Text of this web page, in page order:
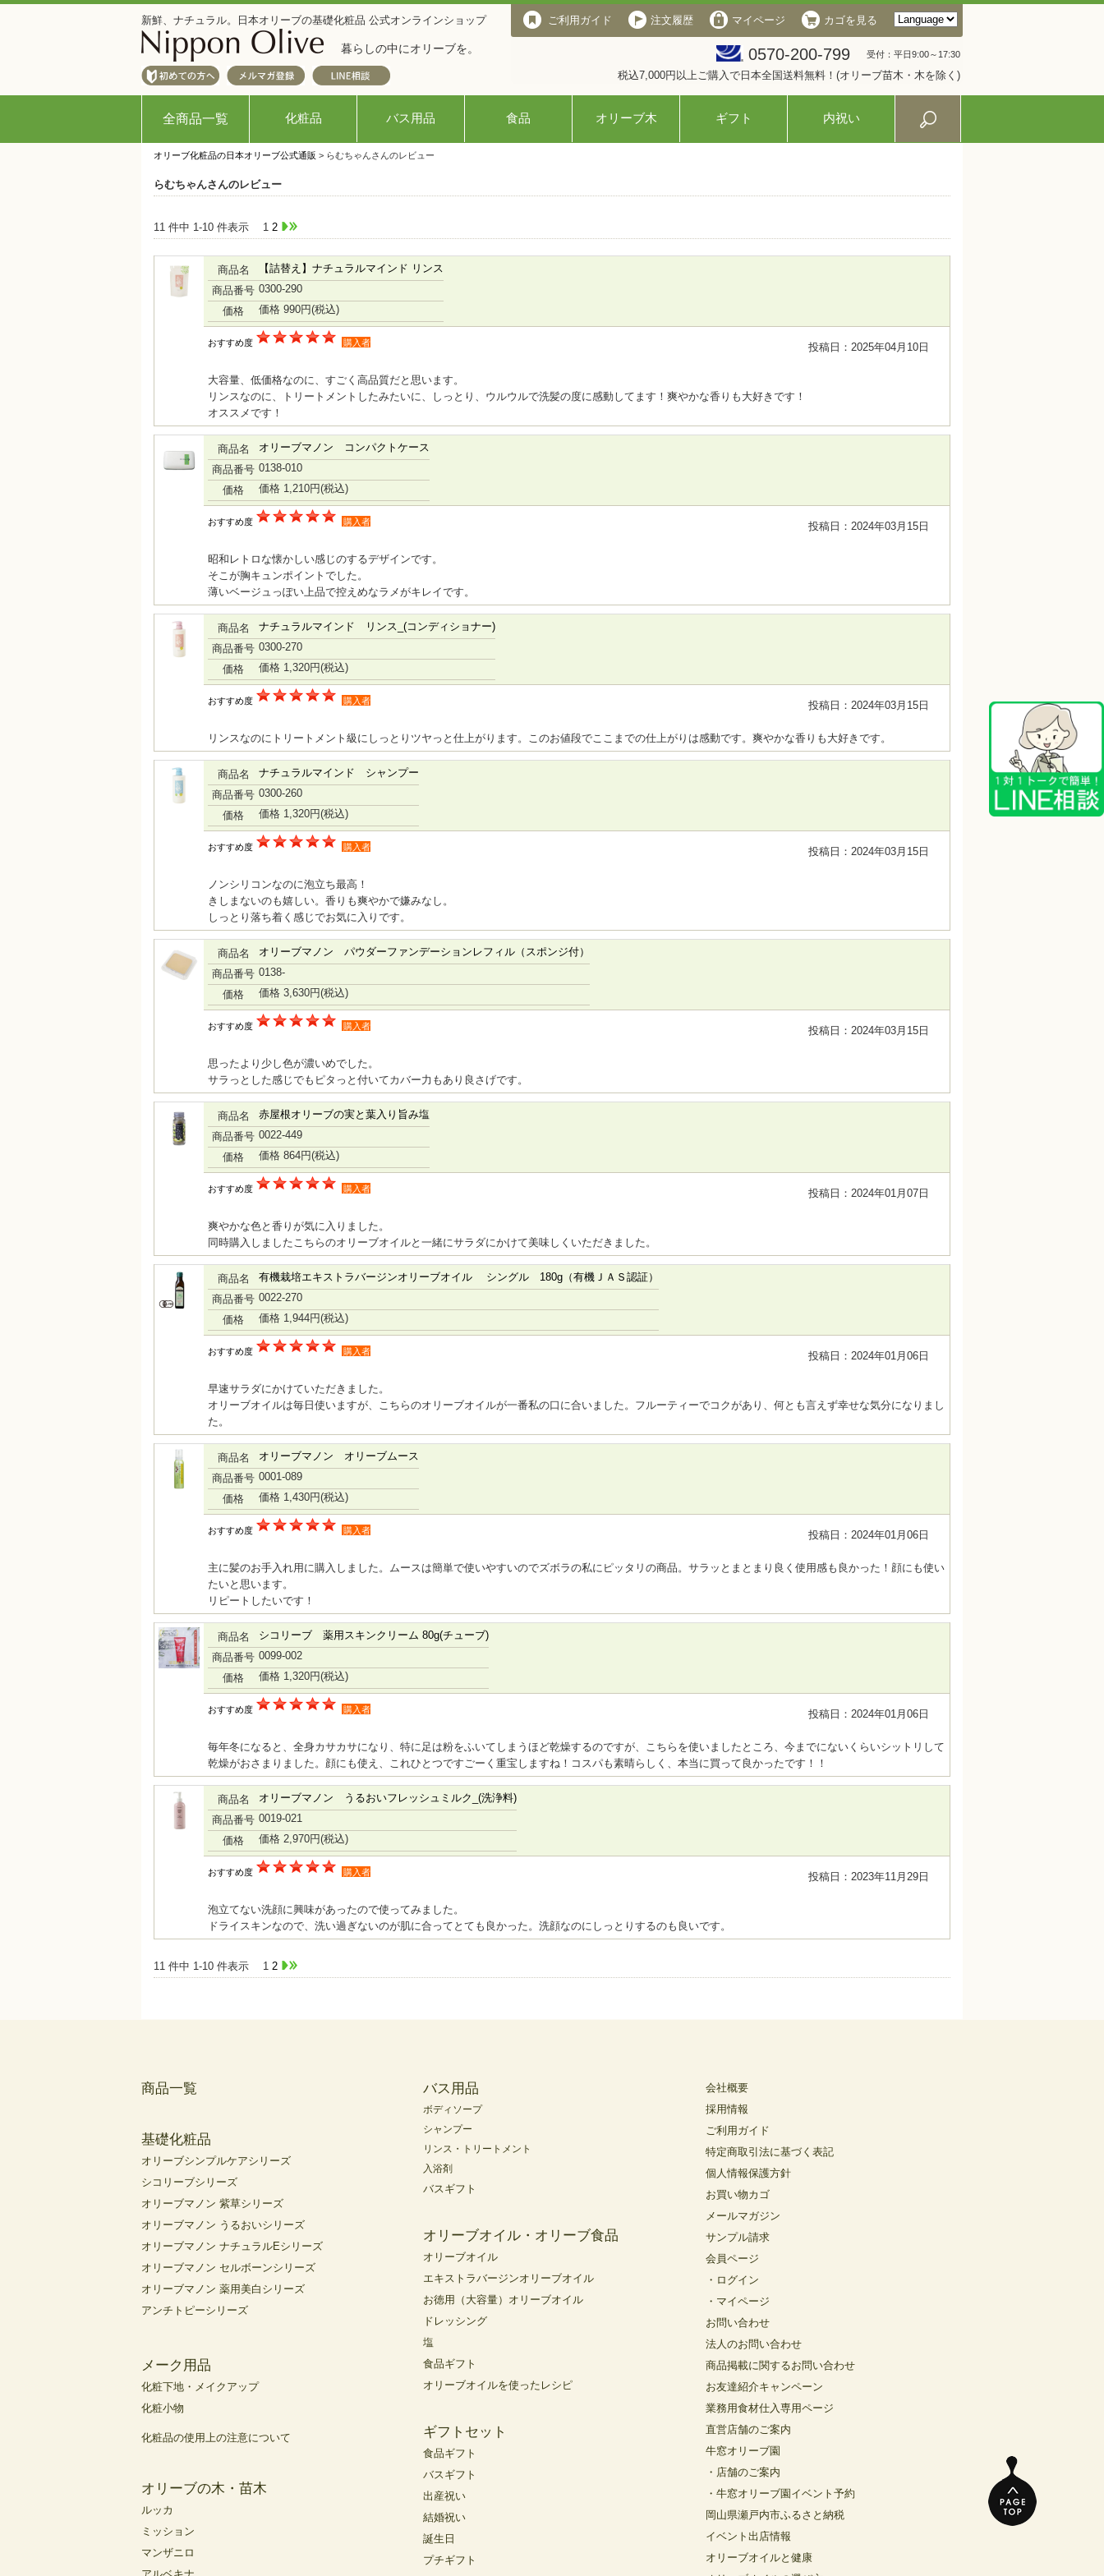
新鮮、ナチュラル。日本オリーブの基礎化粧品 公式オンラインショップ
暮らしの中にオリーブを。
ご利用ガイド 注文履歴 マイページ カゴを見る
0570-200-799 受付：平日9:00～17:30
税込7,000円以上ご購入で日本全国送料無料！(オリーブ苗木・木を除く)
全商品一覧 化粧品 バス用品 食品 オリーブ木 ギフト 内祝い
オリーブ化粧品の日本オリーブ公式通販 > らむちゃんさんのレビュー
らむちゃんさんのレビュー
11 件中 1-10 件表示 1 2
商品名
【詰替え】ナチュラルマインド リンス
商品番号 0300-290
価格
価格 990円(税込)
投稿日：2025年04月10日
おすすめ度 購入者
大容量、低価格なのに、すごく高品質だと思います。
リンスなのに、トリートメントしたみたいに、しっとり、ウルウルで洗髪の度に感動してます！爽やかな香りも大好きです！
オススメです！
商品名
オリーブマノン コンパクトケース
商品番号 0138-010
価格
価格 1,210円(税込)
投稿日：2024年03月15日
おすすめ度 購入者
昭和レトロな懐かしい感じのするデザインです。
そこが胸キュンポイントでした。
薄いベージュっぽい上品で控えめなラメがキレイです。
商品名
ナチュラルマインド リンス_(コンディショナー)
商品番号 0300-270
価格
価格 1,320円(税込)
投稿日：2024年03月15日
おすすめ度 購入者
リンスなのにトリートメント級にしっとりツヤっと仕上がります。このお値段でここまでの仕上がりは感動です。爽やかな香りも大好きです。
商品名
ナチュラルマインド シャンプー
商品番号 0300-260
価格
価格 1,320円(税込)
投稿日：2024年03月15日
おすすめ度 購入者
ノンシリコンなのに泡立ち最高！
きしまないのも嬉しい。香りも爽やかで嫌みなし。
しっとり落ち着く感じでお気に入りです。
商品名
オリーブマノン パウダーファンデーションレフィル（スポンジ付）
商品番号 0138-
価格
価格 3,630円(税込)
投稿日：2024年03月15日
おすすめ度 購入者
思ったより少し色が濃いめでした。
サラっとした感じでもピタっと付いてカバー力もあり良さげです。
商品名
赤屋根オリーブの実と葉入り旨み塩
商品番号 0022-449
価格
価格 864円(税込)
投稿日：2024年01月07日
おすすめ度 購入者
爽やかな色と香りが気に入りました。
同時購入しましたこちらのオリーブオイルと一緒にサラダにかけて美味しくいただきました。
商品名
有機栽培エキストラバージンオリーブオイル シングル 180g（有機ＪＡＳ認証）
商品番号 0022-270
価格
価格 1,944円(税込)
投稿日：2024年01月06日
おすすめ度 購入者
早速サラダにかけていただきました。
オリーブオイルは毎日使いますが、こちらのオリーブオイルが一番私の口に合いました。フルーティーでコクがあり、何とも言えず幸せな気分になりまし
た。
商品名
オリーブマノン オリーブムース
商品番号 0001-089
価格
価格 1,430円(税込)
投稿日：2024年01月06日
おすすめ度 購入者
主に髪のお手入れ用に購入しました。ムースは簡単で使いやすいのでズボラの私にピッタリの商品。サラッとまとまり良く使用感も良かった！顔にも使い
たいと思います。
リピートしたいです！
商品名
シコリーブ 薬用スキンクリーム 80g(チューブ)
商品番号 0099-002
価格
価格 1,320円(税込)
投稿日：2024年01月06日
おすすめ度 購入者
毎年冬になると、全身カサカサになり、特に足は粉をふいてしまうほど乾燥するのですが、こちらを使いましたところ、今までにないくらいシットリして
乾燥がおさまりました。顔にも使え、これひとつですごーく重宝しますね！コスパも素晴らしく、本当に買って良かったです！！
商品名
オリーブマノン うるおいフレッシュミルク_(洗浄料)
商品番号 0019-021
価格
価格 2,970円(税込)
投稿日：2023年11月29日
おすすめ度 購入者
泡立てない洗顔に興味があったので使ってみました。
ドライスキンなので、洗い過ぎないのが肌に合ってとても良かった。洗顔なのにしっとりするのも良いです。
11 件中 1-10 件表示 1 2
商品一覧
基礎化粧品
オリーブシンプルケアシリーズ
シコリーブシリーズ
オリーブマノン 紫草シリーズ
オリーブマノン うるおいシリーズ
オリーブマノン ナチュラルEシリーズ
オリーブマノン セルボーンシリーズ
オリーブマノン 薬用美白シリーズ
アンチトピーシリーズ
メーク用品
化粧下地・メイクアップ
化粧小物
化粧品の使用上の注意について
オリーブの木・苗木
ルッカ
ミッション
マンザニロ
バス用品
ボディソープ
シャンプー
リンス・トリートメント
入浴剤
バスギフト
オリーブオイル・オリーブ食品
オリーブオイル
エキストラバージンオリーブオイル
お徳用（大容量）オリーブオイル
ドレッシング
塩
食品ギフト
オリーブオイルを使ったレシピ
ギフトセット
食品ギフト
バスギフト
出産祝い
結婚祝い
誕生日
プチギフト
会社概要
採用情報
ご利用ガイド
特定商取引法に基づく表記
個人情報保護方針
お買い物カゴ
メールマガジン
サンプル請求
会員ページ
・ログイン
・マイページ
お問い合わせ
法人のお問い合わせ
商品掲載に関するお問い合わせ
お友達紹介キャンペーン
業務用食材仕入専用ページ
直営店舗のご案内
牛窓オリーブ園
・店舗のご案内
・牛窓オリーブ園イベント予約
岡山県瀬戸内市ふるさと納税
イベント出店情報
オリーブオイルと健康